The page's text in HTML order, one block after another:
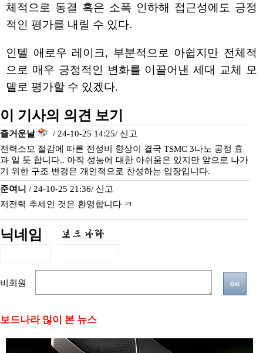
체적으로 동결 혹은 소폭 인하해 접근성에도 긍정
적인 평가를 내릴 수 있다.
인텔 애로우 레이크, 부분적으로 아쉽지만 전체적
으로 매우 긍정적인 변화를 이끌어낸 세대 교체 모
델로 평가할 수 있겠다.
이 기사의 의견 보기
즐거운날 / 24-10-25 14:25/ 신고
전력소모 절감에 따른 전성비 향상이 결국 TSMC 3나노 공정 효
과 일 듯 합니다.. 아직 성능에 대한 아쉬움은 있지만 앞으로 나가
기 위한 구조 변경은 개인적으로 찬성하는 입장입니다.
준여니 / 24-10-25 21:36/ 신고
저전력 추세인 것은 환영합니다 ㅋ
닉네임
비회원
보드나라 많이 본 뉴스